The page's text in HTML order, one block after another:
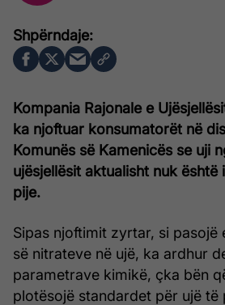
Kompania Rajonale e
ka njoftuar konsumatorët në
Komunës së Kamenicës se uji
ujësjellësit aktualisht nuk
pije.
Sipas njoftimit zyrtar, si pasojë
së nitrateve në ujë, ka ardhur
parametrave kimikë, çka bën
plotësojë standardet për ujë të